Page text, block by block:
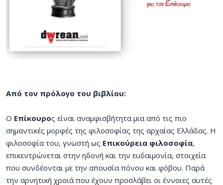
Από τον πρόλογο του βιβλίου:
Ο Επίκουρος είναι αναμφισβήτητα μια από τις πιο
σημαντικές μορφές της φιλοσοφίας της αρχαίας Ελλάδας. Η
φιλοσοφία του, γνωστή ως Επικούρεια φιλοσοφία,
επικεντρώνεται στην ηδονή και την ευδαιμονία, στοιχεία
που συνδέονται με την απουσία πόνου και φόβου. Παρά
την αρνητική χροιά που έχουν προσλάβει οι έννοιες αυτές